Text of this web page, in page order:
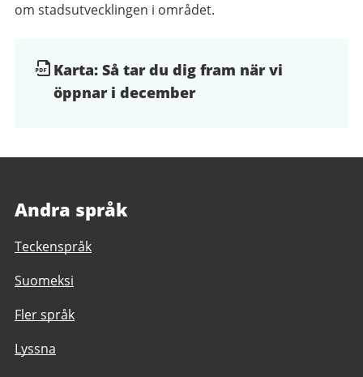
om stadsutvecklingen i området.
Dokument
och
Karta: Så tar du dig fram när vi
öppnar i december
Andra språk
Teckenspråk
Suomeksi
Fler språk
Lyssna